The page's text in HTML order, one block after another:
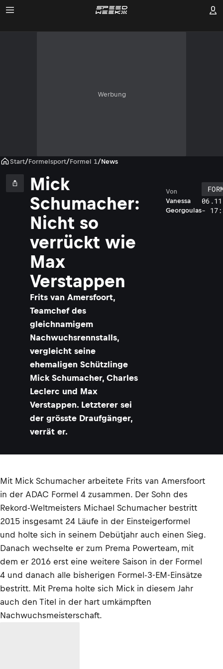
Werbung
Start/Formelsport/Formel 1/News
Mick
Schumacher:
Nicht so
verrückt wie
Max
Verstappen
Frits van Amersfoort,
Teamchef des
gleichnamigem
Nachwuchsrennstalls,
vergleicht seine
ehemaligen Schützlinge
Mick Schumacher, Charles
Leclerc und Max
Verstappen. Letzterer sei
der grösste Draufgänger,
verrät er.
Vanessa
Georgoulas
Von
-
Mit Mick Schumacher arbeitete Frits van Amersfoort
in der ADAC Formel 4 zusammen. Der Sohn des
Rekord-Weltmeisters Michael Schumacher bestritt
2015 insgesamt 24 Läufe in der Einsteigerformel
und holte sich in seinem Debütjahr auch einen Sieg.
Danach wechselte er zum Prema Powerteam, mit
dem er 2016 erst eine weitere Saison in der Formel
4 und danach alle bisherigen Formel-3-EM-Einsätze
bestritt. Mit Prema holte sich Mick in diesem Jahr
auch den Titel in der hart umkämpften
Nachwuchsmeisterschaft.